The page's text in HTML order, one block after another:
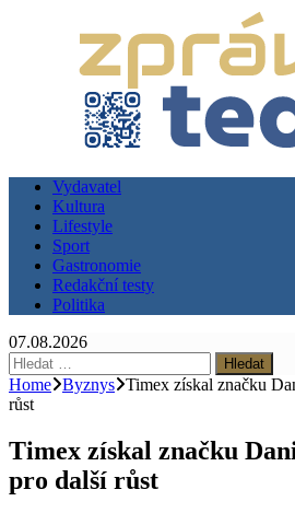
Vydavatel
Kultura
Lifestyle
Sport
Gastronomie
Redakční testy
Politika
07.08.2026
Vyhledávání
Home Byznys Timex získal značku
růst
Timex získal značku
pro další růst